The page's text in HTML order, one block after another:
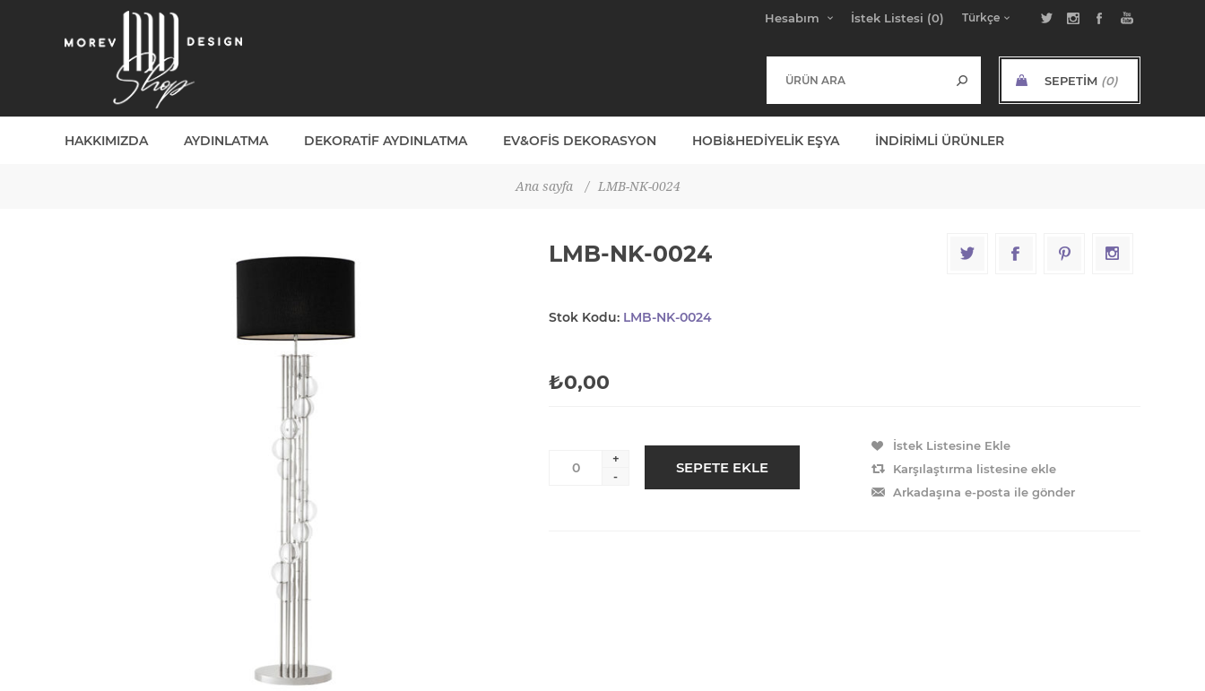
Hesabım İstek Listesi (0)
SEPETIM (0)
HAKKIMIZDA AYDINLATMA DEKORATIF AYDINLATMA EV&OFIS DEKORASYON HOBI&HEDIYELIK EŞYA İNDIRIMLI ÜRÜNLER
Ana sayfa / LMB-NK-0024
LMB-NK-0024
Stok Kodu: LMB-NK-0024
₺0,00
+
-